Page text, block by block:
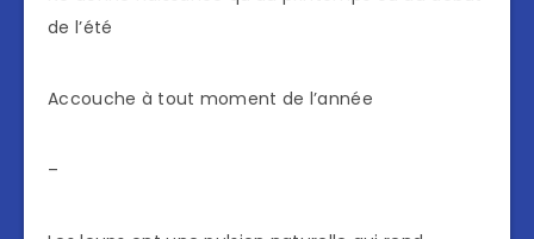
de l’été
Accouche à tout moment de l’année
–